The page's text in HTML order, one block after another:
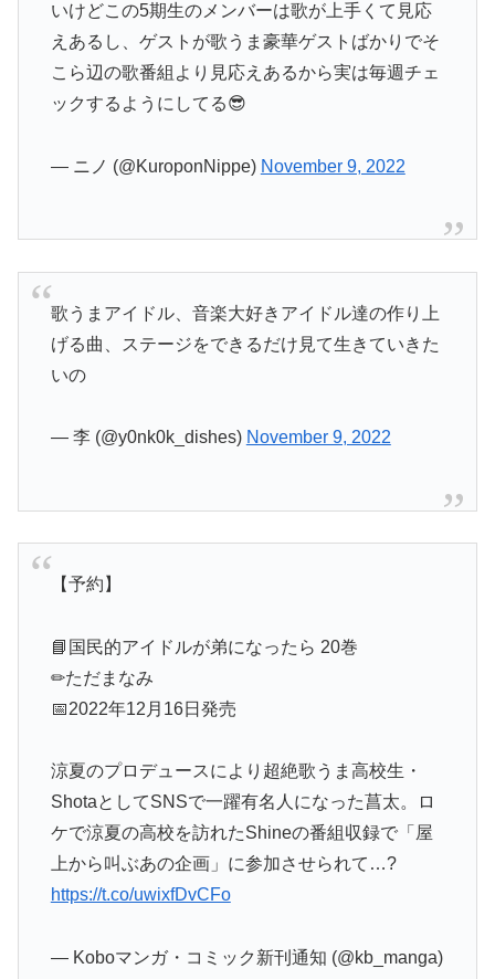
いけどこの5期生のメンバーは歌が上手くて見応
えあるし、ゲストが歌うま豪華ゲストばかりでそ
こら辺の歌番組より見応えあるから実は毎週チェ
ックするようにしてる😎
— ニノ (@KuroponNippe) November 9, 2022
歌うまアイドル、音楽大好きアイドル達の作り上
げる曲、ステージをできるだけ見て生きていきた
いの
— 李 (@y0nk0k_dishes) November 9, 2022
【予約】
📘国民的アイドルが弟になったら 20巻
✏ただまなみ
📅2022年12月16日発売
涼夏のプロデュースにより超絶歌うま高校生・
ShotaとしてSNSで一躍有名人になった菖太。ロ
ケで涼夏の高校を訪れたShineの番組収録で「屋
上から叫ぶあの企画」に参加させられて…?
https://t.co/uwixfDvCFo
— Koboマンガ・コミック新刊通知 (@kb_manga)